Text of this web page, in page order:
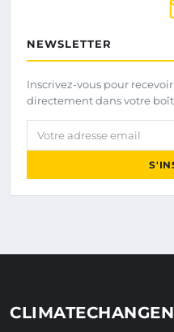
NEWSLETTER
Inscrivez-vous pour
directement dans votre
Votre adresse email